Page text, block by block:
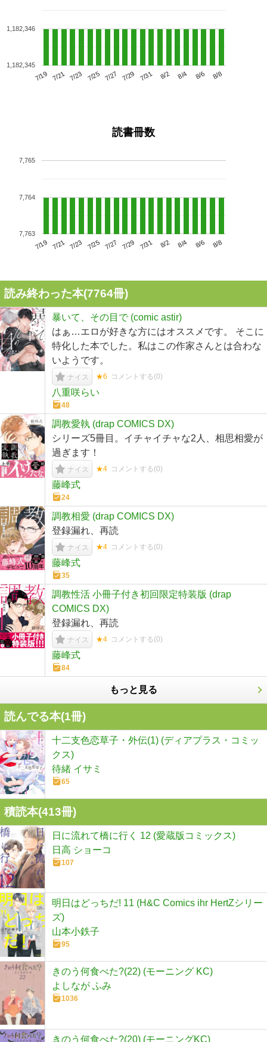
7/19 7/21 7/23 7/25 7/27 7/29 7/31 8/2 8/4 8/6 8/8
1,182,345
1,182,346
読書冊数
7/19 7/21 7/23 7/25 7/27 7/29 7/31 8/2 8/4 8/6 8/8
7,763
7,764
7,765
読み終わった本(7764冊)
暴いて、その目で (comic astir)
はぁ…エロが好きな方にはオススメです。 そこに
特化した本でした。私はこの作家さんとは合わな
いようです。
ナイス ★6 コメントする(0)
八重咲らい
48
調教愛執 (drap COMICS DX)
シリーズ5冊目。イチャイチャな2人、相思相愛が
過ぎます！
ナイス ★4 コメントする(0)
藤峰式
24
調教相愛 (drap COMICS DX)
登録漏れ、再読
ナイス ★4 コメントする(0)
藤峰式
35
調教性活 小冊子付き初回限定特装版 (drap
COMICS DX)
登録漏れ、再読
ナイス ★4 コメントする(0)
藤峰式
84
もっと見る
読んでる本(1冊)
十二支色恋草子・外伝(1) (ディアプラス・コミッ
クス)
待緒 イサミ
65
積読本(413冊)
日に流れて橋に行く 12 (愛蔵版コミックス)
日高 ショーコ
107
明日はどっちだ! 11 (H&C Comics ihr HertZシリー
ズ)
山本小鉄子
95
きのう何食べた?(22) (モーニング KC)
よしなが ふみ
1036
きのう何食べた?(20) (モーニングKC)